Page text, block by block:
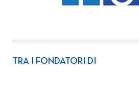
TRA I FONDATORI DI